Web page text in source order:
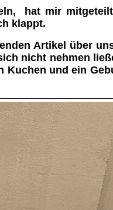
hat mir
klappt.
Artikel über
nicht nehmen
Kuchen und ein